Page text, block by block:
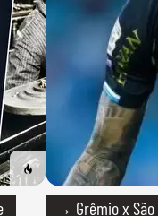
→ Grêmio x São